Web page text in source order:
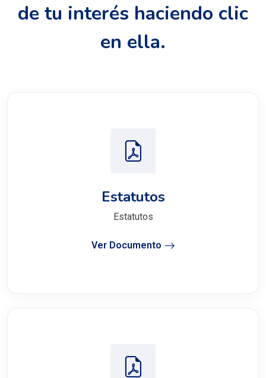
de tu interés haciendo clic
en ella.
Estatutos
Estatutos
Ver Documento